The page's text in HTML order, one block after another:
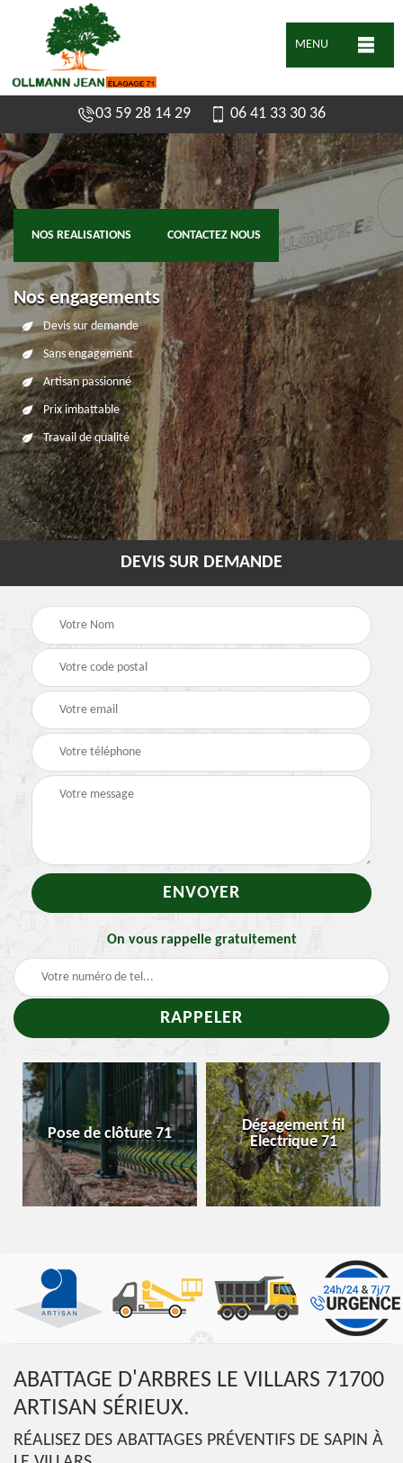
MENU
03 59 28 14 29 06 41 33 30 36
NOS REALISATIONS CONTACTEZ NOUS
Nos engagements
Devis sur demande
Sans engagement
Artisan passionné
Prix imbattable
Travail de qualité
DEVIS SUR DEMANDE
On vous rappelle gratuitement
Pose de clôture 71
Dégagement fil
Electrique 71
ABATTAGE D'ARBRES LE VILLARS 71700
ARTISAN SÉRIEUX.
RÉALISEZ DES ABATTAGES PRÉVENTIFS DE SAPIN À